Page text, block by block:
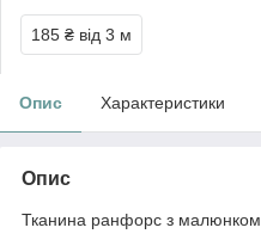
185 ₴ від 3 м
Опис Характеристики
Опис
Тканина ранфорс з малюнком.